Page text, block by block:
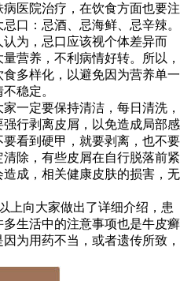
医院治疗，在饮食方面也要注
口：忌酒、忌海鲜、忌辛辣。
为，忌口应该视个体差异而
营养，不利病情好转。所以，
多样化，以避免因为营养单一
稳定。
定要保持清洁，每日清洗，
行剥离皮屑，以免造成局部感
看到硬甲，就要剥离，也不要
除，有些皮屑在自行脱落前紧
成，相关健康皮肤的损害，无
以上向大家做出了详细介绍，患
生活中的注意事项也是牛皮癣
为用药不当，或者遗传所致，